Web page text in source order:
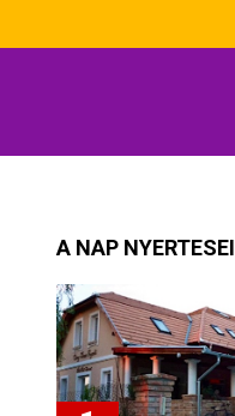
A NAP NYERTESEI